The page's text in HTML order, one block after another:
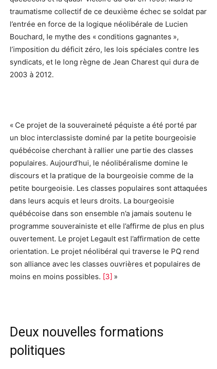
traumatisme collectif de ce deuxième échec se soldat par
l’entrée en force de la logique néolibérale de Lucien
Bouchard, le mythe des « conditions gagnantes »,
l’imposition du déficit zéro, les lois spéciales contre les
syndicats, et le long règne de Jean Charest qui dura de
2003 à 2012.
« Ce projet de la souveraineté péquiste a été porté par
un bloc interclassiste dominé par la petite bourgeoisie
québécoise cherchant à rallier une partie des classes
populaires. Aujourd’hui, le néolibéralisme domine le
discours et la pratique de la bourgeoisie comme de la
petite bourgeoisie. Les classes populaires sont attaquées
dans leurs acquis et leurs droits. La bourgeoisie
québécoise dans son ensemble n’a jamais soutenu le
programme souverainiste et elle l’affirme de plus en plus
ouvertement. Le projet Legault est l’affirmation de cette
orientation. Le projet néolibéral qui traverse le PQ rend
son alliance avec les classes ouvrières et populaires de
moins en moins possibles. [3] »
Deux nouvelles formations
politiques